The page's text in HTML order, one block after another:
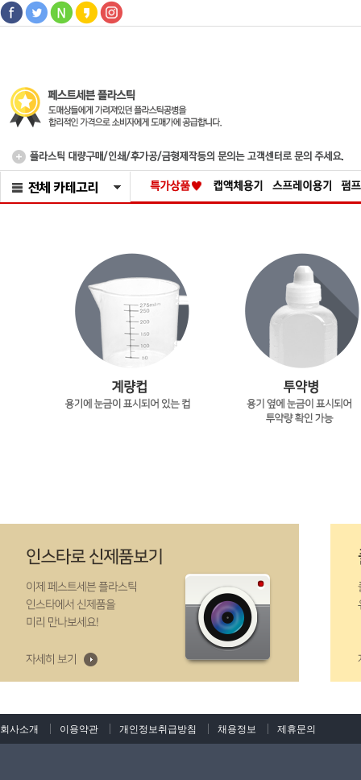
회사소개 이용약관 개인정보취급방침 채용정보 제휴문의